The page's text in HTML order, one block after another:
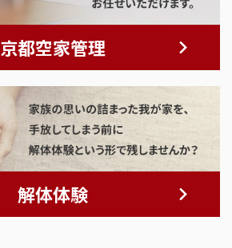
京都空家管理
解体体験